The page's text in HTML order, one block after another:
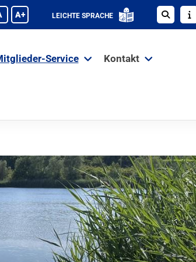
A+ LEICHTE SPRACHE
Service Kontakt